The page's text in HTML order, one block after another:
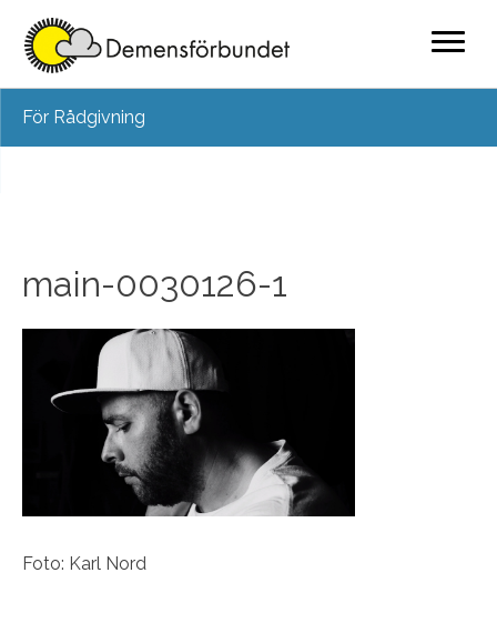
content
För Rådgivning
main-0030126-1
Foto: Karl Nord